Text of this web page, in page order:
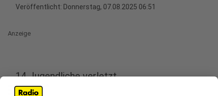
Veröffentlicht: Donnerstag, 07.08.2025 06:51
Anzeige
14 Jugendliche verletzt
Anzeige